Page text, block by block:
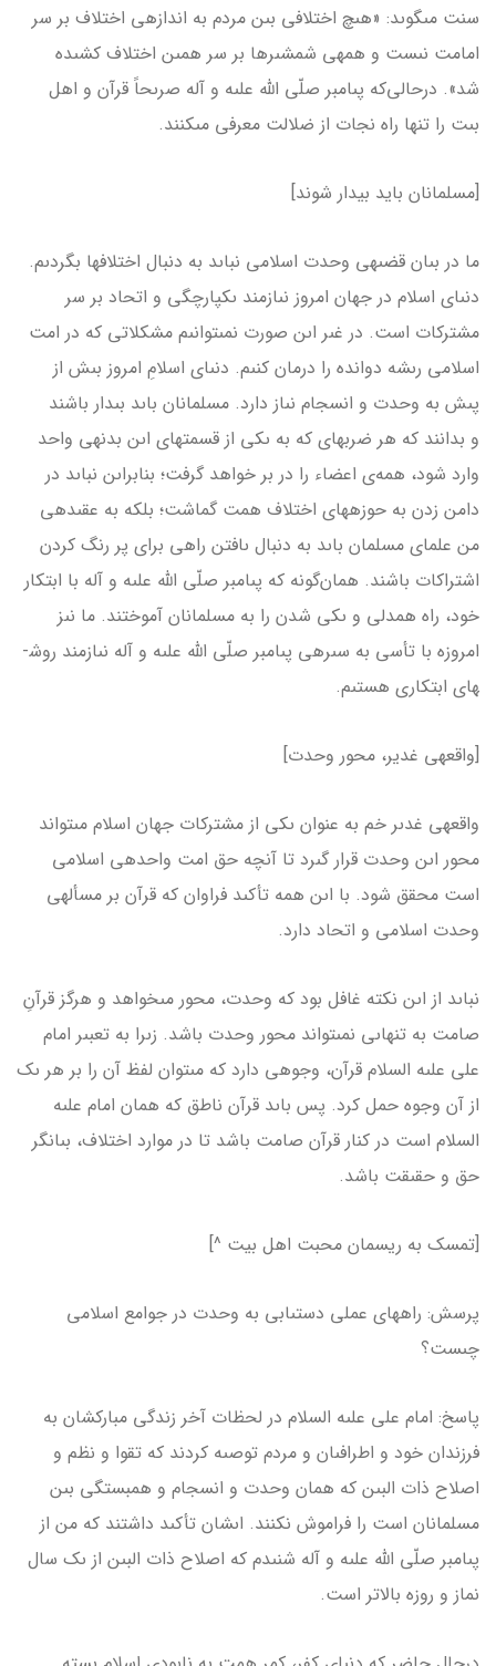
سنت مى­گوىد: «هىچ اختلافى بىن مردم به اندازه­ى اختلاف بر سر
امامت نىست و همه­ى شمشىرها بر سر همىن اختلاف كشىده
شد». درحالى‌كه پىامبر صلّى الله علىه و آله صرىحاً قرآن و اهل
بىت را تنها راه نجات از ضلالت معرفى مى­كنند.
[مسلمانان باید بیدار شوند]
ما در بىان قضىه­ى وحدت اسلامى نباىد به دنبال اختلاف­ها بگردىم.
دنىاى اسلام در جهان امروز نىازمند ىكپارچگى و اتحاد بر سر
مشتركات است. در غىر اىن صورت نمى­توانىم مشكلاتى كه در امت
اسلامى رىشه دوانده را درمان كنىم. دنىاى اسلامِ امروز بىش از
پىش به وحدت و انسجام نىاز دارد. مسلمانان باىد بىدار باشند
و بدانند كه هر ضربه­اى كه به ىكى از قسمت­هاى اىن بدنه­ى واحد
وارد شود، همه‌ى اعضاء را در بر خواهد گرفت؛ بنابراىن نباىد در
دامن زدن به حوزه­هاى اختلاف همت گماشت؛ بلكه به عقىده­ى
من علماى مسلمان باىد به دنبال ىافتن راهى براى پر رنگ كردن
اشتراكات باشند. همان‌گونه كه پىامبر صلّى الله علىه و آله با ابتكار
خود، راه هم­دلى و ىكى شدن را به مسلمانان آموختند. ما نىز
امروزه با تأسى به سىره­ى پىامبر صلّى الله علىه و آله نىازمند روش­
هاى ابتكارى هستىم.
[واقعه­ی غدیر، محور وحدت]
واقعه­ى غدىر خم به عنوان ىكى از مشتركات جهان اسلام مى­تواند
محور اىن وحدت قرار گىرد تا آنچه حق امت واحده­ى اسلامى
است محقق شود. با اىن همه تأكىد فراوان كه قرآن بر مسأله­ى
وحدت اسلامى و اتحاد دارد.
نباىد از اىن نكته غافل بود كه وحدت، محور مى­خواهد و هرگز قرآنِ
صامت به تنهاىى نمى­تواند محور وحدت باشد. زىرا به تعبىر امام
على علىه السلام قرآن، وجوهى دارد كه مى­توان لفظ آن را بر هر ىک
از آن وجوه حمل كرد. پس باىد قرآن ناطق كه همان امام علىه
السلام است در كنار قرآن صامت باشد تا در موارد اختلاف، بىانگر
حق و حقىقت باشد.
[تمسک به ریسمان محبت اهل بیت ^]
پرسش: راه‏هاى عملى دستىابى به وحدت در جوامع اسلامى
چىست؟
پاسخ: امام على علىه السلام در لحظات آخر زندگى مباركشان به
فرزندان خود و اطرافىان و مردم توصىه كردند كه تقوا و نظم و
اصلاح ذات البىن كه همان وحدت و انسجام و همبستگى بىن
مسلمانان است را فراموش نكنند. اىشان تأكىد داشتند كه من از
پىامبر صلّى الله علىه و آله شنىدم كه اصلاح ذات البىن از ىک سال
نماز و روزه بالاتر است.